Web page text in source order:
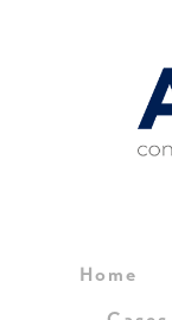
Home